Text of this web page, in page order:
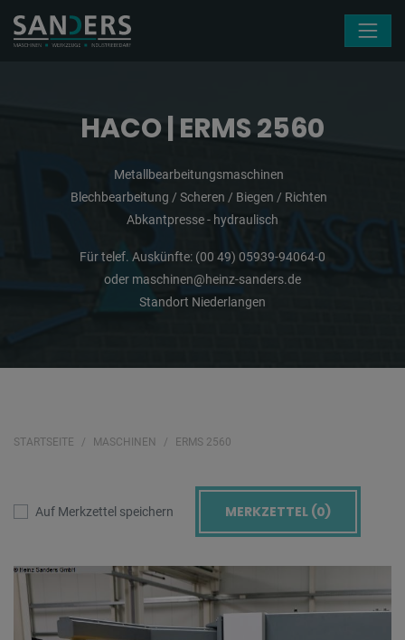
HACO | ERMS 2560
Metallbearbeitungsmaschinen
Blechbearbeitung / Scheren / Biegen / Richten
Abkantpresse - hydraulisch
Für telef. Auskünfte: (00 49) 05939-94064-0
oder maschinen@heinz-sanders.de
Standort Niederlangen
STARTSEITE MASCHINEN ERMS 2560
Auf Merkzettel speichern MERKZETTEL (0)